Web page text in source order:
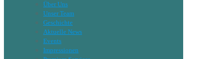
Über Uns
Unser Team
Geschichte
Aktuelle News
Events
Impressionen